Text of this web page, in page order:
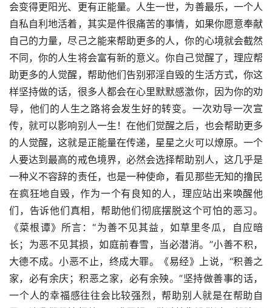
会变得更阳光、更有正能量。人生一世，为善最乐，一个人
自私自利地活着，其实是件很痛苦的事情，如果你愿意奉献
自己的力量，尽己之能来帮助更多的人，你的心境就会截然
不同，你的人生将会富有新的意义。你自己觉醒了，理应帮
助更多的人觉醒，帮助他们告别邪淫自毁的生活方式，你这
样坚持做的话，很多人都会在心里默默感激你，因为你的劝
导，他们的人生之路将会发生好的转变。一次劝导一次宣
传，就可以影响别人一生！在他们觉醒之后，也会帮助更多
的人觉醒，这就是正能量在传递，星星之火可以燎原。一个
人要达到最高的戒色境界，必然会选择帮助别人，这几乎是
一种义不容辞的责任，也是一种使命，看见那些无知的撸民
在疯狂地自毁，作为一个有良知的人，理应站出来唤醒他
们，告诉他们真相，帮助他们彻底摆脱这个可怕的恶习。
《菜根谭》所言：“为善不见其益，如草里冬瓜，自应暗
长；为恶不见其损，如庭前春雪，当必潜消。”小善不积，
大德不成。小恶不止，终成大罪。《易经》上说，“积善之
家，必有余庆；积恶之家，必有余殃。”坚持做善事的话，
一个人的幸福感往往会比较强烈，帮助别人就是在帮助自